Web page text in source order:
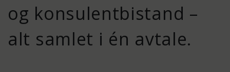
og konsulentbistand –
alt samlet i én avtale.